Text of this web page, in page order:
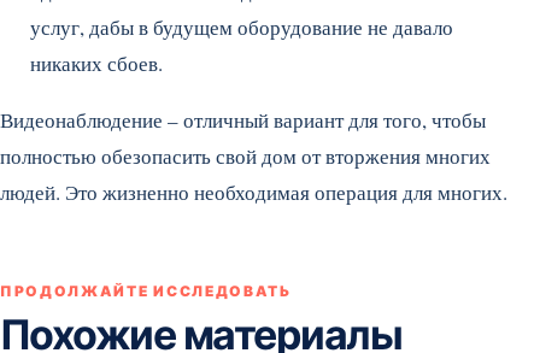
услуг, дабы в будущем оборудование не давало
никаких сбоев.
Видеонаблюдение – отличный вариант для того, чтобы
полностью обезопасить свой дом от вторжения многих
людей. Это жизненно необходимая операция для многих.
ПРОДОЛЖАЙТЕ ИССЛЕДОВАТЬ
Похожие материалы